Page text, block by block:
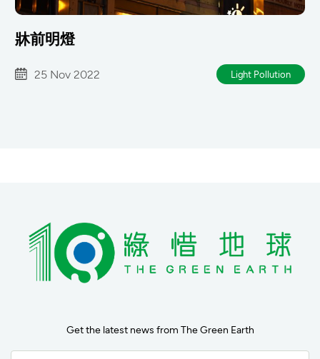
牀前明燈
25 Nov 2022 Light Pollution
Get the latest news from The Green Earth